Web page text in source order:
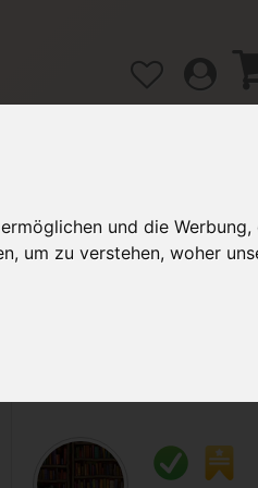
und die Werbung,
um zu verstehen, woher
Hilfe / FAQ